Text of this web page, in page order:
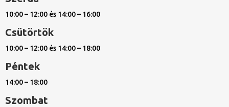
10:00 – 12:00 és 14:00 – 16:00
Csütörtök
10:00 – 12:00 és 14:00 – 18:00
Péntek
14:00 – 18:00
Szombat